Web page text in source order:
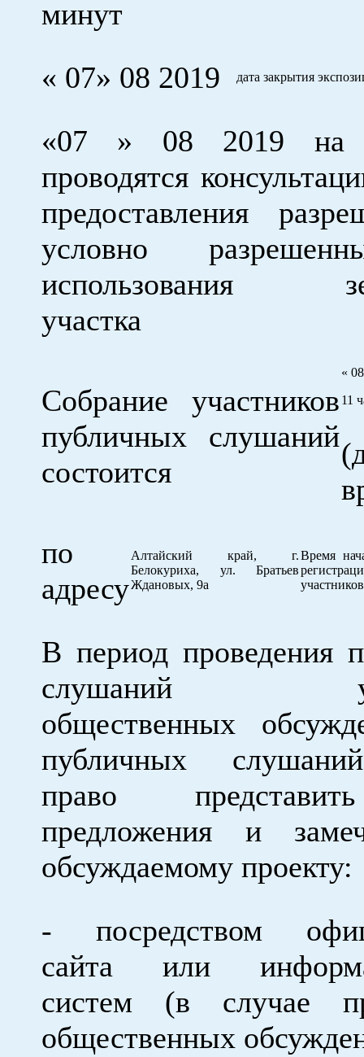
минут
« 07» 08 2019
дата закрытия
«07 » 08 2019 на
проводятся
предоставления
условно
использования
участка
Собрание участников
публичных слушаний
состоится
«
11
по
адресу
Алтайский край, г.
Белокуриха, ул. Братьев
Ждановых, 9а
Время
участников
В период проведения
слушаний
общественных
публичных
право
предложения и
обсуждаемому проекту:
- посредством
сайта или
систем (в случае
общественных